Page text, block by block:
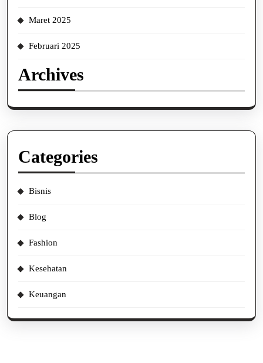
Maret 2025
Februari 2025
Archives
Categories
Bisnis
Blog
Fashion
Kesehatan
Keuangan